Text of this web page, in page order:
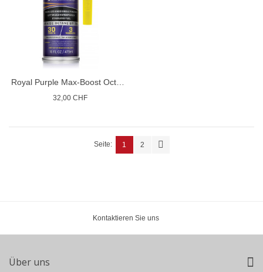
Royal Purple Max-Boost Octane Booster and Stabilizer
32,00 CHF
Seite: 1 2
Kontaktieren Sie uns
Über uns